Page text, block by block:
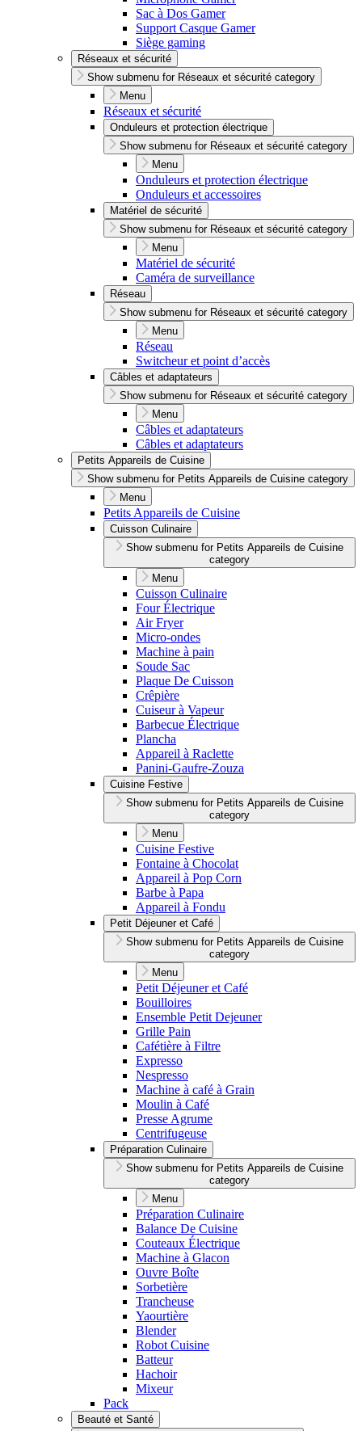
Sac à Dos Gamer
Support Casque Gamer
Siège gaming
Réseaux et sécurité
Show submenu for Réseaux et sécurité category
Menu
Réseaux et sécurité
Onduleurs et protection électrique
Show submenu for Réseaux et sécurité category
Menu
Onduleurs et protection électrique
Onduleurs et accessoires
Matériel de sécurité
Show submenu for Réseaux et sécurité category
Menu
Matériel de sécurité
Caméra de surveillance
Réseau
Show submenu for Réseaux et sécurité category
Menu
Réseau
Switcheur et point d’accès
Câbles et adaptateurs
Show submenu for Réseaux et sécurité category
Menu
Câbles et adaptateurs
Câbles et adaptateurs
Petits Appareils de Cuisine
Show submenu for Petits Appareils de Cuisine category
Menu
Petits Appareils de Cuisine
Cuisson Culinaire
Show submenu for Petits Appareils de Cuisine
category
Menu
Cuisson Culinaire
Four Électrique
Air Fryer
Micro-ondes
Machine à pain
Soude Sac
Plaque De Cuisson
Crêpière
Cuiseur à Vapeur
Barbecue Électrique
Plancha
Appareil à Raclette
Panini-Gaufre-Zouza
Cuisine Festive
Show submenu for Petits Appareils de Cuisine
category
Menu
Cuisine Festive
Fontaine à Chocolat
Appareil à Pop Corn
Barbe à Papa
Appareil à Fondu
Petit Déjeuner et Café
Show submenu for Petits Appareils de Cuisine
category
Menu
Petit Déjeuner et Café
Bouilloires
Ensemble Petit Dejeuner
Grille Pain
Cafétière à Filtre
Expresso
Nespresso
Machine à café à Grain
Moulin à Café
Presse Agrume
Centrifugeuse
Préparation Culinaire
Show submenu for Petits Appareils de Cuisine
category
Menu
Préparation Culinaire
Balance De Cuisine
Couteaux Électrique
Machine à Glacon
Ouvre Boîte
Sorbetière
Trancheuse
Yaourtière
Blender
Robot Cuisine
Batteur
Hachoir
Mixeur
Pack
Beauté et Santé